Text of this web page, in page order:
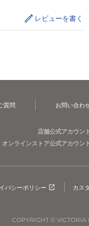
レビューを書く
質問 お問い合わ
店舗公式アカウン
オンラインストア公式アカウン
バシーポリシー カス
COPYRIGHT © VICTORIA